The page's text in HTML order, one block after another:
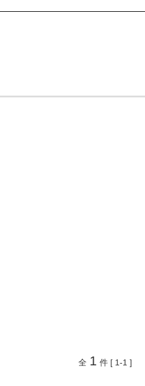
全 1 件 [ 1-1 ]